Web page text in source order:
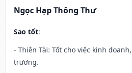
Ngọc Hạp Thông Thư
Sao tốt:
- Thiên Tài: Tốt cho việc kinh
trương.